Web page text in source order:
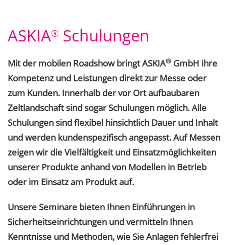
ASKIA® Schulungen
Mit der mobilen Roadshow bringt ASKIA® GmbH ihre
Kompetenz und Leistungen direkt zur Messe oder
zum Kunden. Innerhalb der vor Ort aufbaubaren
Zeltlandschaft sind sogar Schulungen möglich. Alle
Schulungen sind flexibel hinsichtlich Dauer und Inhalt
und werden kundenspezifisch angepasst. Auf Messen
zeigen wir die Vielfältigkeit und Einsatzmöglichkeiten
unserer Produkte anhand von Modellen in Betrieb
oder im Einsatz am Produkt auf.
Unsere Seminare bieten Ihnen Einführungen in
Sicherheitseinrichtungen und vermitteln Ihnen
Kenntnisse und Methoden, wie Sie Anlagen fehlerfrei